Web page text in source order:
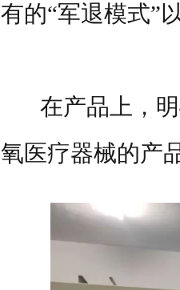
有的“军退模式”
在产品上，明
氧医疗器械的产